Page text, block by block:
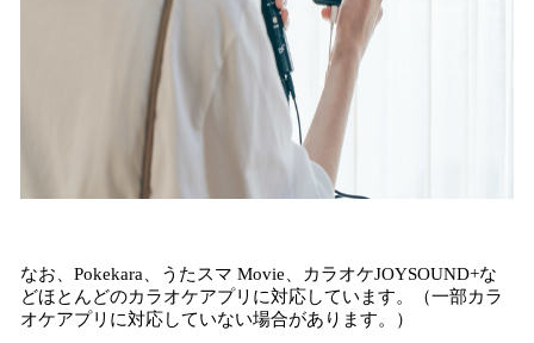
なお、Pokekara、うたスマ Movie、カラオケJOYSOUND+な
どほとんどのカラオケアプリに対応しています。（一部カラ
オケアプリに対応していない場合があります。）